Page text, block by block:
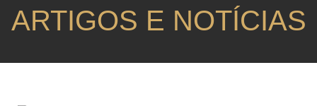
ARTIGOS E NOTÍCIAS